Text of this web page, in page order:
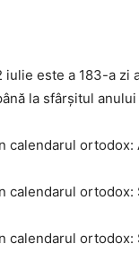
iulie este a 183-a zi
la sfârșitul anului
calendarul ortodox:
calendarul ortodox:
calendarul ortodox: